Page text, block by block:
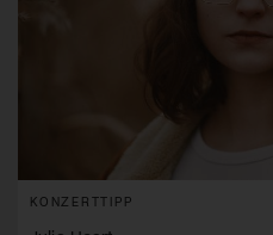
KONZERTTIPP